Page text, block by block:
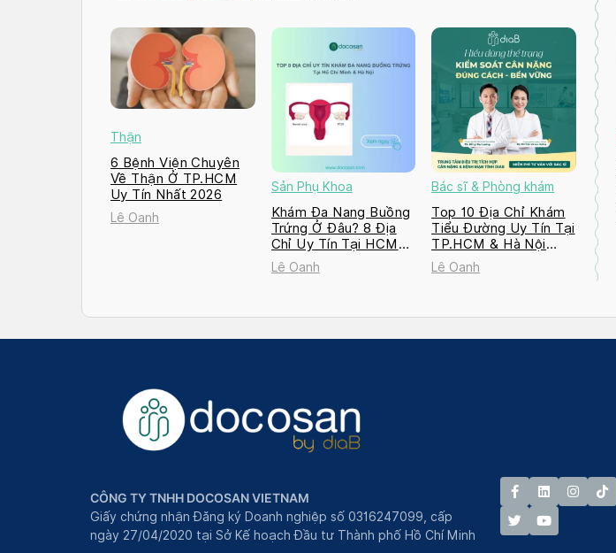
Thận
6 Bệnh Viện Chuyên
Về Thận Ở TP.HCM
Uy Tín Nhất 2026
Lê Oanh
Sản Phụ Khoa
Khám Đa Nang Buồng
Trứng Ở Đâu? 8 Địa
Chỉ Uy Tín Tại HCM
và Hà Nội 2026
Lê Oanh
Bác sĩ & Phòng khám
Top 10 Địa Chỉ Khám
Tiểu Đường Uy Tín Tại
TP.HCM & Hà Nội
2026
Lê Oanh
CÔNG TY TNHH DOCOSAN VIETNAM
Giấy chứng nhận Đăng ký Doanh nghiệp số 0316247099, cấp
ngày 27/04/2020 tại Sở Kế hoạch Đầu tư Thành phố Hồ Chí Minh